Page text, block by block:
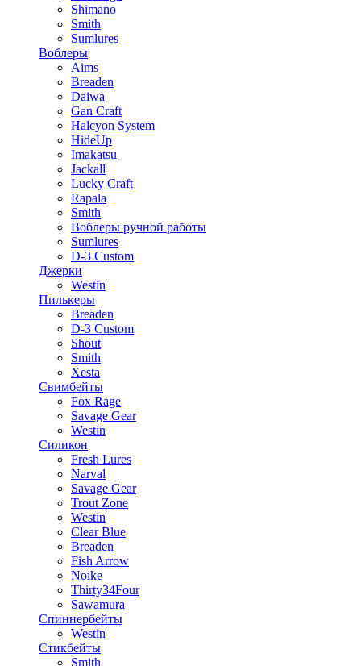
Shimano
Smith
Sumlures
Воблеры
Aims
Breaden
Daiwa
Gan Craft
Halcyon System
HideUp
Imakatsu
Jackall
Lucky Craft
Rapala
Smith
Воблеры ручной работы
Sumlures
D-3 Custom
Джерки
Westin
Пилькеры
Breaden
D-3 Custom
Shout
Smith
Xesta
Свимбейты
Fox Rage
Savage Gear
Westin
Силикон
Fresh Lures
Narval
Savage Gear
Trout Zone
Westin
Clear Blue
Breaden
Fish Arrow
Noike
Thirty34Four
Sawamura
Спиннербейты
Westin
Стикбейты
Smith